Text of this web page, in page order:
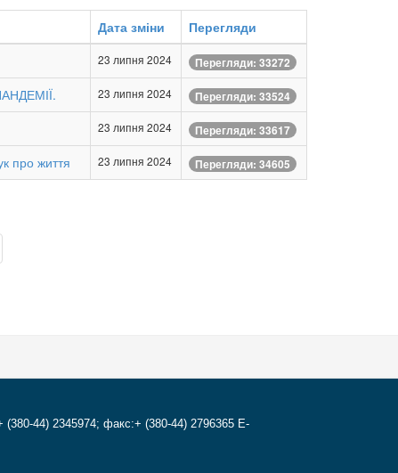
Дата зміни
Перегляди
23 липня 2024 Перегляди: 33272
23 липня 2024 Перегляди: 33524
23 липня 2024 Перегляди: 33617
про життя 23 липня 2024 Перегляди: 34605
(380-44) 2345974; факс:+ (380-44) 2796365 E-